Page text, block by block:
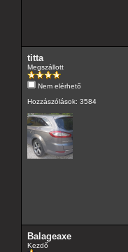
titta
Megszállott
Nem elérhető
Hozzászólások: 3584
Balageaxe
Kezdő